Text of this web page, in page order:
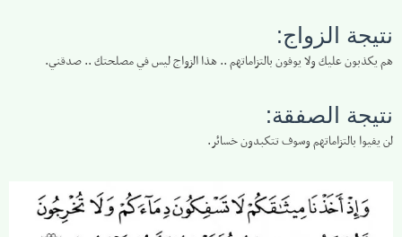
نتيجة الزواج:
هم يكذبون عليك ولا يوفون بالتزاماتهم .. هذا الزواج ليس في مصلحتك .. صدقني.
نتيجة الصفقة:
لن يفيوا بالتزاماتهم وسوف تتكبدون خسائر.